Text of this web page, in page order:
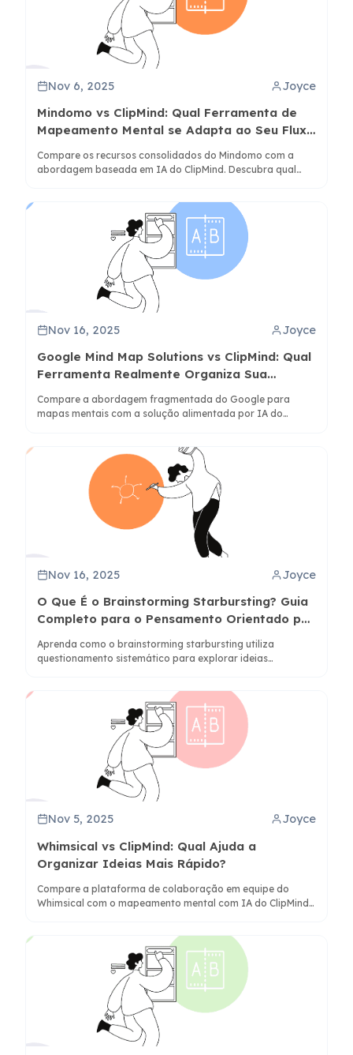
Nov 6, 2025 Joyce
Mindomo vs ClipMind: Qual Ferramenta de
Mapeamento Mental se Adapta ao Seu Fluxo
Compare os recursos consolidados do Mindomo com a
abordagem baseada em IA do ClipMind. Descubra qual
Nov 16, 2025 Joyce
Google Mind Map Solutions vs ClipMind: Qual
Ferramenta Realmente Organiza Sua
Informação?
Compare a abordagem fragmentada do Google para
mapas mentais com a solução alimentada por IA do
eficiência do fluxo de trabalho e na qualidade do
Nov 16, 2025 Joyce
O Que É o Brainstorming Starbursting? Guia
Completo para o Pensamento Orientado por
Perguntas
Aprenda como o brainstorming starbursting utiliza
questionamento sistemático para explorar ideias
para aprimorar este método.
Nov 5, 2025 Joyce
Whimsical vs ClipMind: Qual Ajuda a
Organizar Ideias Mais Rápido?
Compare a plataforma de colaboração em equipe do
Whimsical com o mapeamento mental com IA do ClipMind
visual e organização do conhecimento.